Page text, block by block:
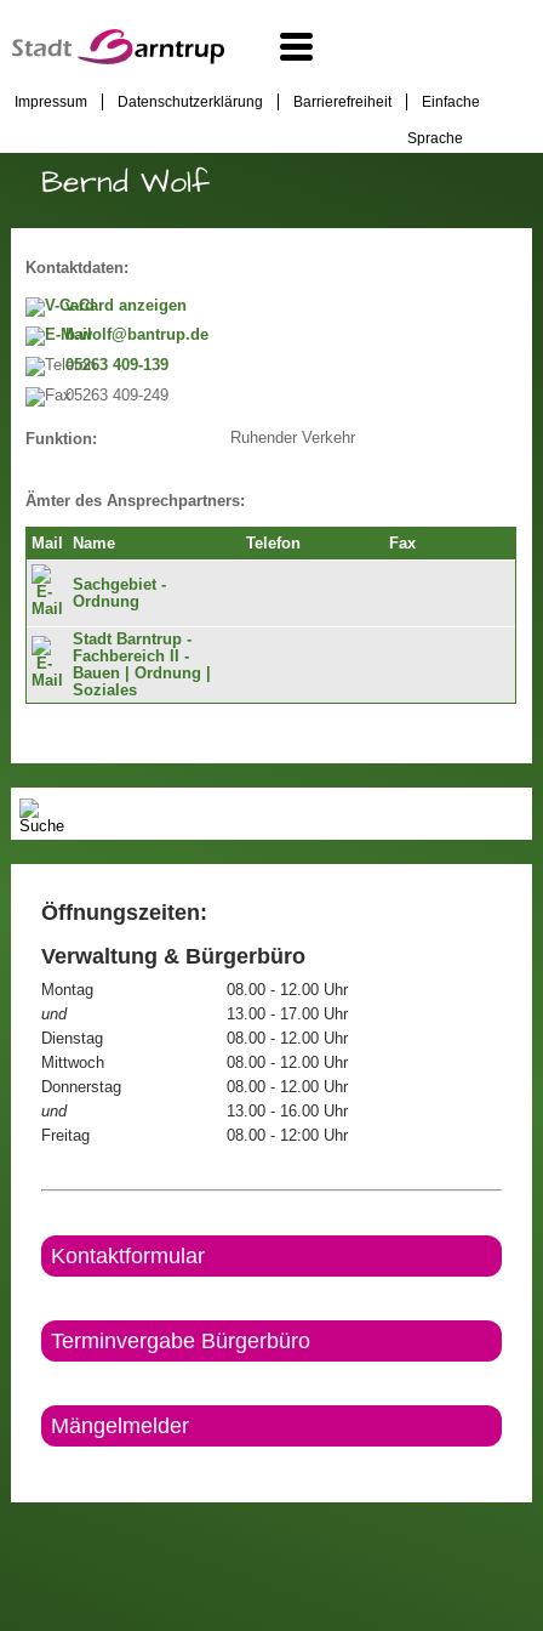
Impressum Datenschutzerklärung Barrierefreiheit Einfache
Sprache
Bernd Wolf
Kontaktdaten:
v-Card anzeigen
b.wolf@bantrup.de
05263 409-139
05263 409-249
Funktion: Ruhender Verkehr
Ämter des Ansprechpartners:
Mail Name Telefon Fax
Sachgebiet -
Ordnung
Stadt Barntrup -
Fachbereich II -
Bauen | Ordnung |
Soziales
Öffnungszeiten:
Verwaltung & Bürgerbüro
Montag
08.00 - 12.00 Uhr
und
13.00 - 17.00 Uhr
Dienstag
08.00 - 12.00 Uhr
Mittwoch
08.00 - 12.00 Uhr
Donnerstag
08.00 - 12.00 Uhr
und
13.00 - 16.00 Uhr
Freitag
08.00 - 12:00 Uhr
Kontaktformular
Terminvergabe Bürgerbüro
Mängelmelder